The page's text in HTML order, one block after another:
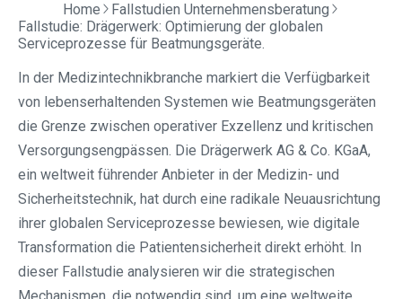
Home
Fallstudien Unternehmensberatung
Fallstudie: Drägerwerk: Optimierung der globalen
Serviceprozesse für Beatmungsgeräte.
In der Medizintechnikbranche markiert die Verfügbarkeit
von lebenserhaltenden Systemen wie Beatmungsgeräten
die Grenze zwischen operativer Exzellenz und kritischen
Versorgungsengpässen. Die Drägerwerk AG & Co. KGaA,
ein weltweit führender Anbieter in der Medizin- und
Sicherheitstechnik, hat durch eine radikale Neuausrichtung
ihrer globalen Serviceprozesse bewiesen, wie digitale
Transformation die Patientensicherheit direkt erhöht. In
dieser Fallstudie analysieren wir die strategischen